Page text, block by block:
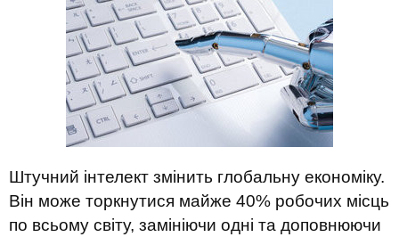
Штучний інтелект змінить глобальну економіку.
Він може торкнутися майже 40% робочих місць
по всьому світу, замініючи одні та доповнюючи